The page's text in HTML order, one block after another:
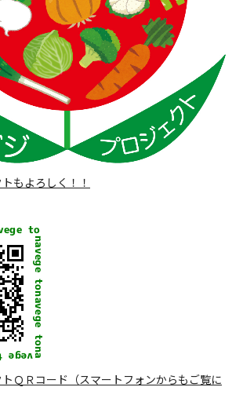
もよろしく！！
ＱＲコード（スマートフォンからもご覧に